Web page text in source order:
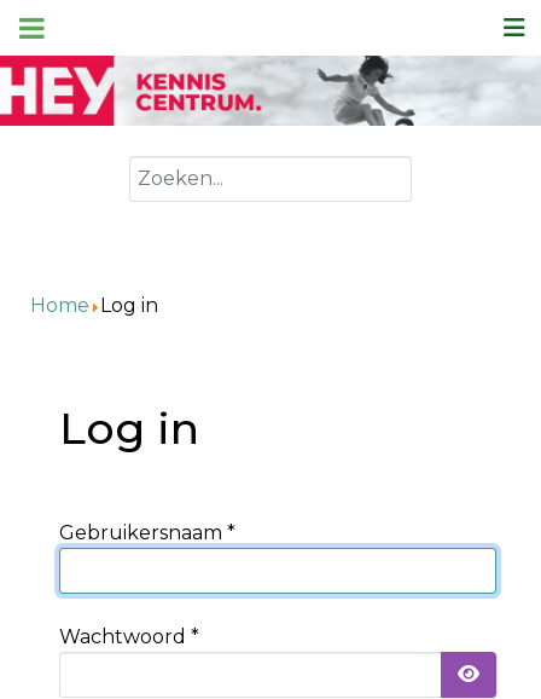
Zoeken
Home Log in
Log in
Gebruikersnaam *
Wachtwoord *